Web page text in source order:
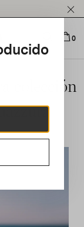
0
colección